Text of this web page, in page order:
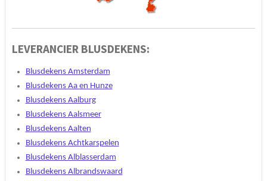
LEVERANCIER BLUSDEKENS:
Blusdekens Amsterdam
Blusdekens Aa en Hunze
Blusdekens Aalburg
Blusdekens Aalsmeer
Blusdekens Aalten
Blusdekens Achtkarspelen
Blusdekens Alblasserdam
Blusdekens Albrandswaard